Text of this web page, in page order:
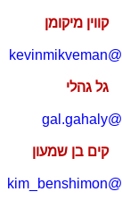
קווין מיקומן
@kevinmikveman
גל גהלי
@gal.gahaly
קים בן שמעון
@kim_benshimon